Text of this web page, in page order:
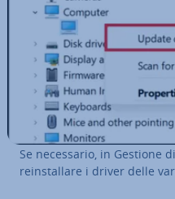
Se ne­ces­sa­rio, in Gestione
rein­stal­la­re i driver delle